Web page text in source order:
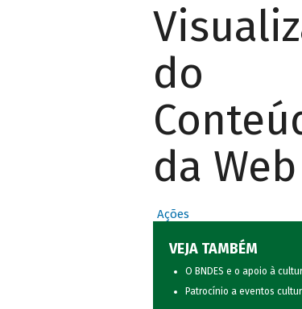
do
da Web
Ações
VEJA TAMBÉM
O BNDES e o apoio à
Patrocínio a eventos